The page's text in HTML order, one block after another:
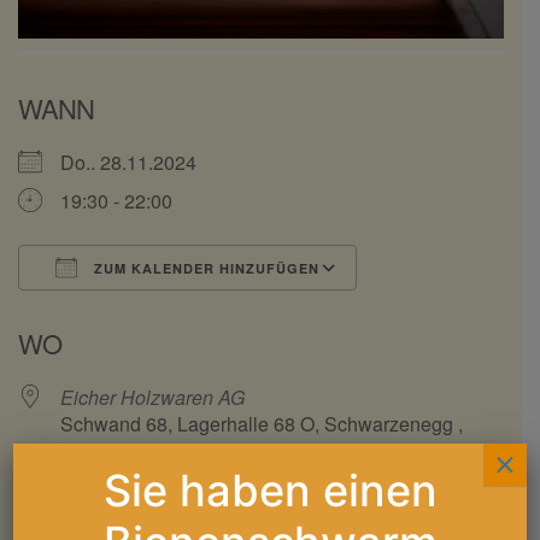
WANN
Do.. 28.11.2024
19:30 - 22:00
ZUM KALENDER HINZUFÜGEN
WO
Eicher Holzwaren AG
Schwand 68, Lagerhalle 68 O, Schwarzenegg ,
3616
Sie haben einen
×